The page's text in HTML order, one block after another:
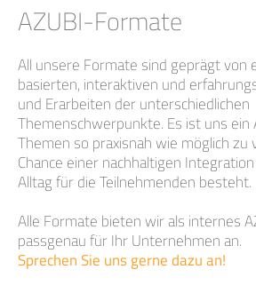
AZUBI-Formate
All unsere Formate sind geprägt von
basierten, interaktiven und
und Erarbeiten der unterschiedlichen
Themenschwerpunkte. Es ist uns ein
Themen so praxisnah wie möglich
Chance einer nachhaltigen
Alltag für die Teilnehmenden besteht.
Alle Formate bieten wir als internes
passgenau für Ihr Unternehmen an.
Sprechen Sie uns gerne dazu an!